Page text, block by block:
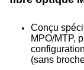
Conçu
MPO/MTP,
(sans